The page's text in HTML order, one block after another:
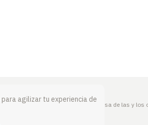
para agilizar tu experiencia de
Defensa de las y